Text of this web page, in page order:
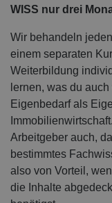
WISS nur drei
Wir behandeln
einem separaten
Weiterbildung
lernen, was du
Eigenbedarf als
Arbeitgeber auch,
bestimmtes
also von Vorteil,
die Inhalte